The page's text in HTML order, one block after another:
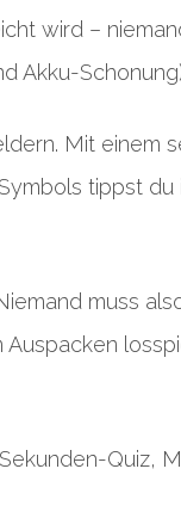
wird –
Akku-
Mit einem
tippst
muss
Quiz,